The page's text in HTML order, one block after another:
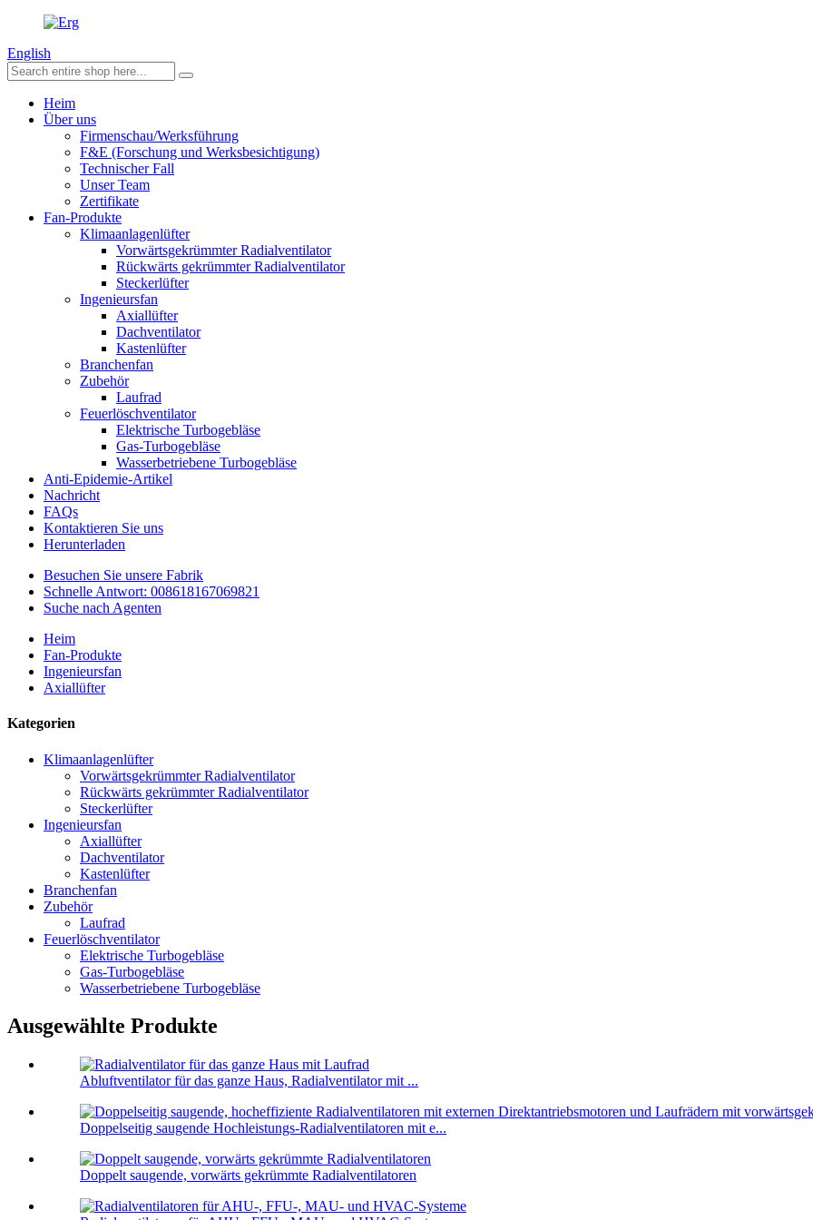
English
Heim
Über uns
Firmenschau/Werksführung
F&E (Forschung und Werksbesichtigung)
Technischer Fall
Unser Team
Zertifikate
Fan-Produkte
Klimaanlagenlüfter
Vorwärtsgekrümmter Radialventilator
Rückwärts gekrümmter Radialventilator
Steckerlüfter
Ingenieursfan
Axiallüfter
Dachventilator
Kastenlüfter
Branchenfan
Zubehör
Laufrad
Feuerlöschventilator
Elektrische Turbogebläse
Gas-Turbogebläse
Wasserbetriebene Turbogebläse
Anti-Epidemie-Artikel
Nachricht
FAQs
Kontaktieren Sie uns
Herunterladen
Besuchen Sie unsere Fabrik
Schnelle Antwort: 008618167069821
Suche nach Agenten
Heim
Fan-Produkte
Ingenieursfan
Axiallüfter
Kategorien
Klimaanlagenlüfter
Vorwärtsgekrümmter Radialventilator
Rückwärts gekrümmter Radialventilator
Steckerlüfter
Ingenieursfan
Axiallüfter
Dachventilator
Kastenlüfter
Branchenfan
Zubehör
Laufrad
Feuerlöschventilator
Elektrische Turbogebläse
Gas-Turbogebläse
Wasserbetriebene Turbogebläse
Ausgewählte Produkte
Abluftventilator für das ganze Haus, Radialventilator mit ...
Doppelseitig saugende Hochleistungs-Radialventilatoren mit e...
Doppelt saugende, vorwärts gekrümmte Radialventilatoren